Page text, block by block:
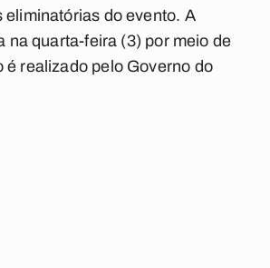
eliminatórias do evento. A
na quarta-feira (3) por meio de
é realizado pelo Governo do